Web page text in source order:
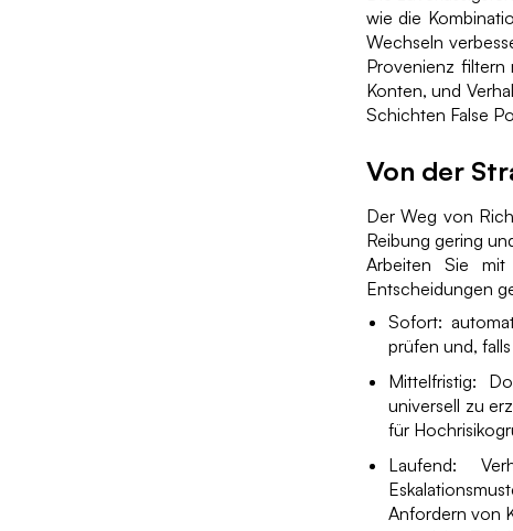
wie die
Wechseln
Provenienz filtern
Konten, und
Schichten False
Von der
Der Weg von
Reibung gering
Arbeiten Sie mit
Entscheidungen
Sofort:
prüfen und,
Mittelfristig:
universell zu
für
Laufend:
Anfordern von